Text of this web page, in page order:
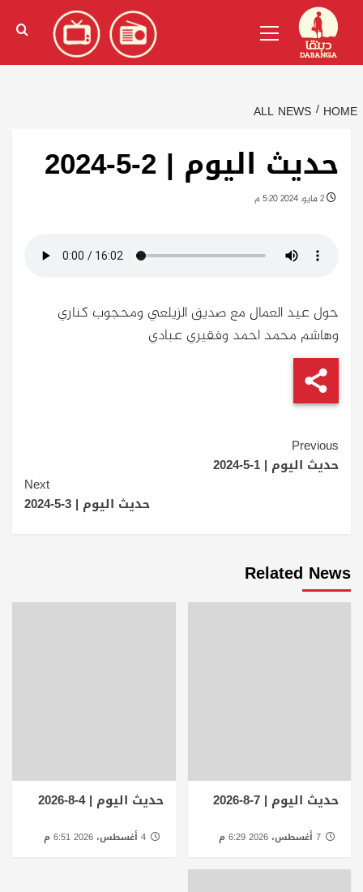
content
الإنجليزية)
Menu
HOME
ALL NEWS
حديث اليوم | 2-5-2024
حول عيد العمال مع صديق الزيلعي ومحجوب كناري
وهاشم محمد احمد وفقيري عبادي
Continue
Reading
Previous
حديث اليوم | 1-5-2024
Next
حديث اليوم | 3-5-2024
Related News
حديث اليوم | 7-8-2026 حديث اليوم | 4-8-2026
4 أغسطس، 2026 6:51 م